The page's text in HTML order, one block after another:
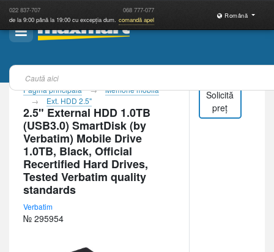
022 837-707 068 777-077
de la 9:00 până la 19:00 cu excepția dum. comandă apel
Română
Pagina principală
Memorie mobilă
Ext. HDD 2.5"
2.5" External HDD 1.0TB
(USB3.0) SmartDisk (by
Verbatim) Mobile Drive
1.0TB, Black, Official
Recertified Hard Drives,
Tested Verbatim quality
standards
Verbatim
№ 295954
Solicită
preț